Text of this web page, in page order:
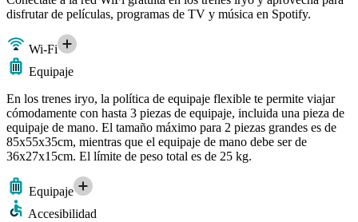
disfrutar de películas, programas de TV y música en Spotify.
Wi-Fi
Equipaje
En los trenes iryo, la política de equipaje flexible te permite viajar
cómodamente con hasta 3 piezas de equipaje, incluida una pieza de
equipaje de mano. El tamaño máximo para 2 piezas grandes es de
85x55x35cm, mientras que el equipaje de mano debe ser de
36x27x15cm. El límite de peso total es de 25 kg.
Equipaje
Accesibilidad